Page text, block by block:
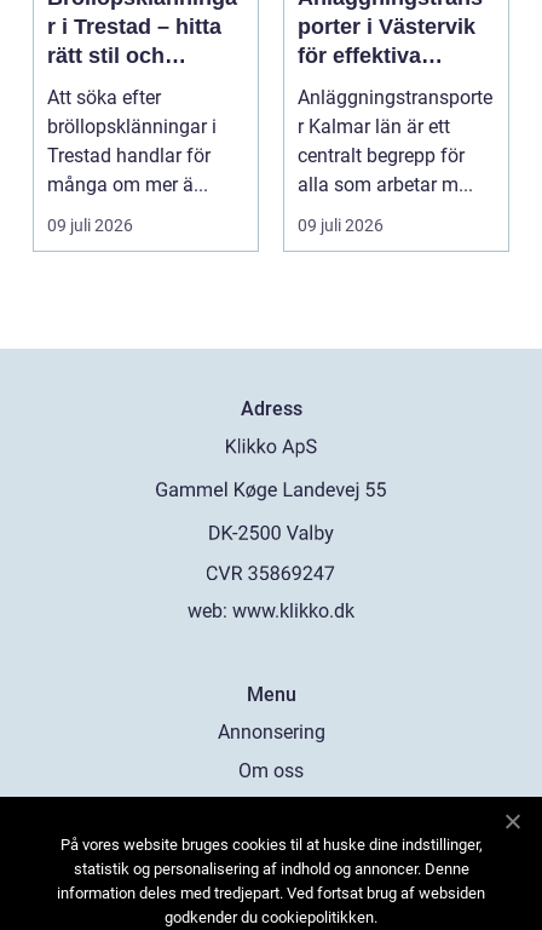
r i Trestad – hitta
rätt stil och
passform inför den
stora dagen
Att söka efter
bröllopsklänningar i
Trestad handlar för
många om mer ä...
09 juli 2026
porter i Västervik
för effektiva
byggprojekt
Anläggningstransporte
r Kalmar län är ett
centralt begrepp för
alla som arbetar m...
09 juli 2026
Adress
web: www.klikko.dk
Menu
Annonsering
Om oss
Kontakta oss
Sitemap
På vores website bruges cookies til at huske dine indstillinger,
statistik og personalisering af indhold og annoncer. Denne
information deles med tredjepart. Ved fortsat brug af websiden
godkender du cookiepolitikken.